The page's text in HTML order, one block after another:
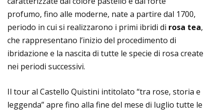
profumo, fino alle moderne, nate a partire dal 1700,
periodo in cui si realizzarono i primi ibridi di rosa tea,
che rappresentano l’inizio del procedimento di
ibridazione e la nascita di tutte le specie di rosa create
nei periodi successivi.
Il tour al Castello Quistini intitolato “tra rose, storia e
leggenda” apre fino alla fine del mese di luglio tutte le